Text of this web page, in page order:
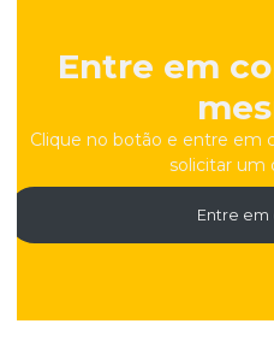
Entre em
Clique no botão e entre em
solicitar um
Entre